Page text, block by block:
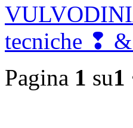
tecniche ❢
Pagina 1 su1